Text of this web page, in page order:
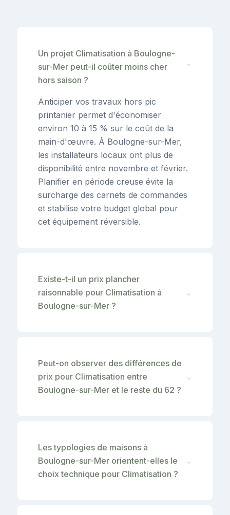
Un projet Climatisation à Boulogne-
sur-Mer peut-il coûter moins cher
hors saison ?
⌄
Anticiper vos travaux hors pic
printanier permet d'économiser
environ 10 à 15 % sur le coût de la
main-d'œuvre. À Boulogne-sur-Mer,
les installateurs locaux ont plus de
disponibilité entre novembre et février.
Planifier en période creuse évite la
surcharge des carnets de commandes
et stabilise votre budget global pour
cet équipement réversible.
Existe-t-il un prix plancher
raisonnable pour Climatisation à
Boulogne-sur-Mer ?
⌄
Peut-on observer des différences de
prix pour Climatisation entre
Boulogne-sur-Mer et le reste du 62 ?
⌄
Les typologies de maisons à
Boulogne-sur-Mer orientent-elles le
choix technique pour Climatisation ?
⌄